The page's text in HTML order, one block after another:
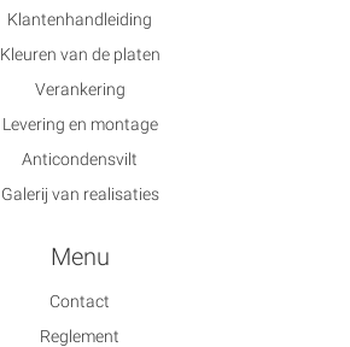
Klantenhandleiding
Kleuren van de platen
Verankering
Levering en montage
Anticondensvilt
Galerij van realisaties
Menu
Contact
Reglement